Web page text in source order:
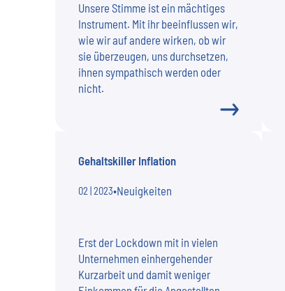
Unsere Stimme ist ein mächtiges
Instrument. Mit ihr beeinflussen wir,
wie wir auf andere wirken, ob wir
sie überzeugen, uns durchsetzen,
ihnen sympathisch werden oder
nicht.
Gehaltskiller Inflation
02 | 2023•Neuigkeiten
Erst der Lockdown mit in vielen
Unternehmen einhergehender
Kurzarbeit und damit weniger